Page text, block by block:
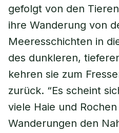
gefolgt von den
ihre Wanderung von
Meeresschichten in
des dunkleren,
kehren sie zum
zurück. “Es scheint
viele Haie und
Wanderungen den